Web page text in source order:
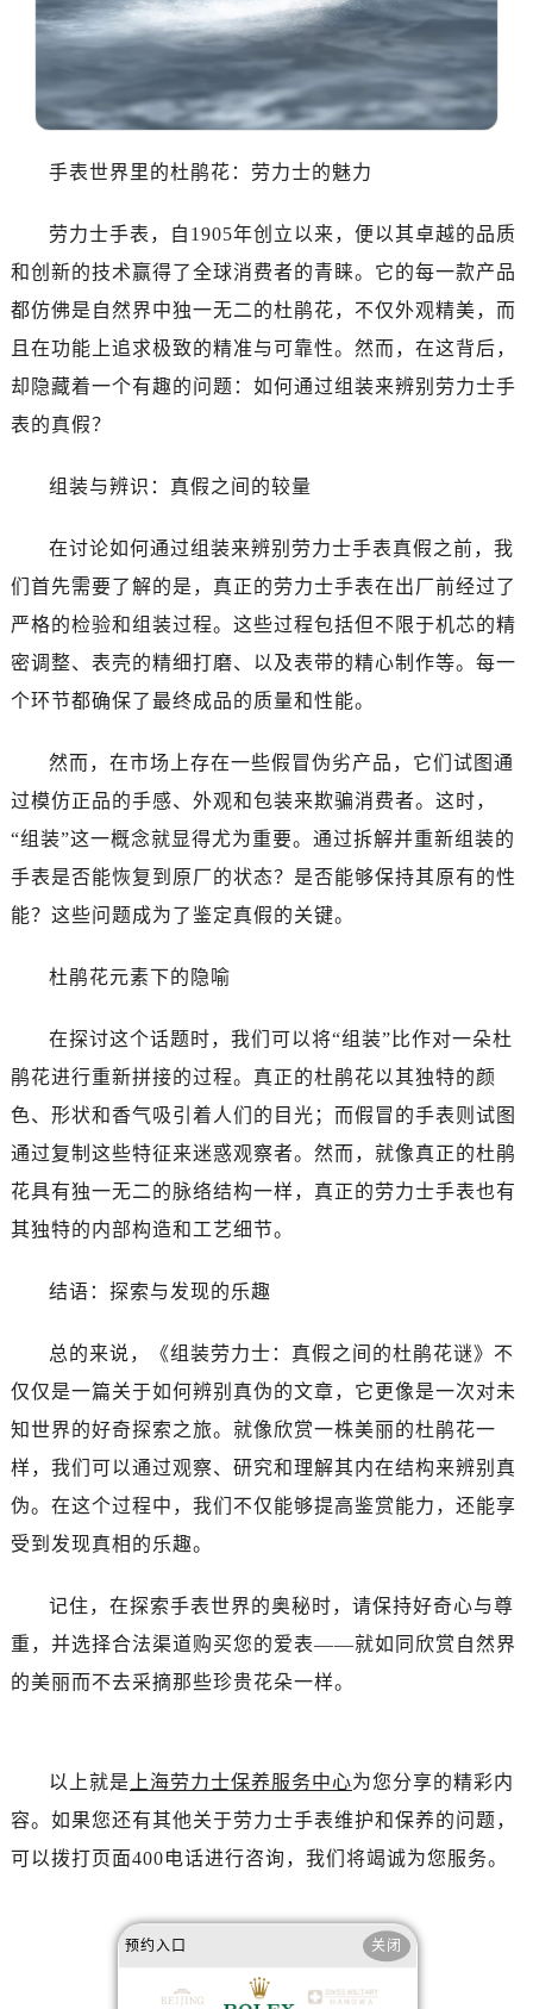
手表世界里的杜鹃花：劳力士的魅力
劳力士手表，自1905年创立以来，便以其卓越的品质
和创新的技术赢得了全球消费者的青睐。它的每一款产品
都仿佛是自然界中独一无二的杜鹃花，不仅外观精美，而
且在功能上追求极致的精准与可靠性。然而，在这背后，
却隐藏着一个有趣的问题：如何通过组装来辨别劳力士手
表的真假？
组装与辨识：真假之间的较量
在讨论如何通过组装来辨别劳力士手表真假之前，我
们首先需要了解的是，真正的劳力士手表在出厂前经过了
严格的检验和组装过程。这些过程包括但不限于机芯的精
密调整、表壳的精细打磨、以及表带的精心制作等。每一
个环节都确保了最终成品的质量和性能。
然而，在市场上存在一些假冒伪劣产品，它们试图通
过模仿正品的手感、外观和包装来欺骗消费者。这时，
“组装”这一概念就显得尤为重要。通过拆解并重新组装的
手表是否能恢复到原厂的状态？是否能够保持其原有的性
能？这些问题成为了鉴定真假的关键。
杜鹃花元素下的隐喻
在探讨这个话题时，我们可以将“组装”比作对一朵杜
鹃花进行重新拼接的过程。真正的杜鹃花以其独特的颜
色、形状和香气吸引着人们的目光；而假冒的手表则试图
通过复制这些特征来迷惑观察者。然而，就像真正的杜鹃
花具有独一无二的脉络结构一样，真正的劳力士手表也有
其独特的内部构造和工艺细节。
结语：探索与发现的乐趣
总的来说，《组装劳力士：真假之间的杜鹃花谜》不
仅仅是一篇关于如何辨别真伪的文章，它更像是一次对未
知世界的好奇探索之旅。就像欣赏一株美丽的杜鹃花一
样，我们可以通过观察、研究和理解其内在结构来辨别真
伪。在这个过程中，我们不仅能够提高鉴赏能力，还能享
受到发现真相的乐趣。
记住，在探索手表世界的奥秘时，请保持好奇心与尊
重，并选择合法渠道购买您的爱表——就如同欣赏自然界
的美丽而不去采摘那些珍贵花朵一样。
以上就是 上海劳力士保养服务中心为您分享的精彩内
容。如果您还有其他关于劳力士手表维护和保养的问题，
可以拨打页面400电话进行咨询，我们将竭诚为您服务。
去提问
预约入口 关闭